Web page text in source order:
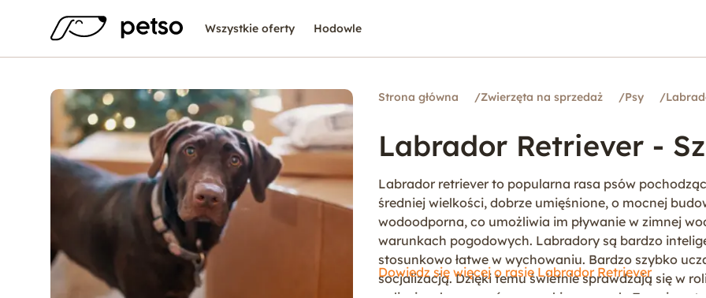
Wszystkie oferty Hodowle
Strona główna /Zwierzęta na sprzedaż /Psy /
Labrador Retriever -
Labrador retriever to popularna rasa psów
średniej wielkości, dobrze umięśnione, o mocnej
wodoodporna, co umożliwia im pływanie w zimnej
warunkach pogodowych. Labradory są bardzo
stosunkowo łatwe w wychowaniu. Bardzo szybko
socjalizacją. Dzięki temu świetnie sprawdzają się w
Dowiedz się więcej o rasie Labrador Retriever